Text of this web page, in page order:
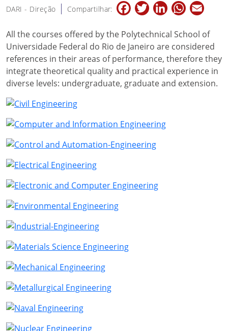
DARI - Direção Compartilhar: Facebook
TwitterLinkedInWhatsApp
Email
All the courses offered by the Polytechnical School of
Universidade Federal do Rio de Janeiro are considered
references in their areas of performance, therefore they
integrate theoretical quality and practical experience in
diverse levels: undergraduate, graduate and extension.